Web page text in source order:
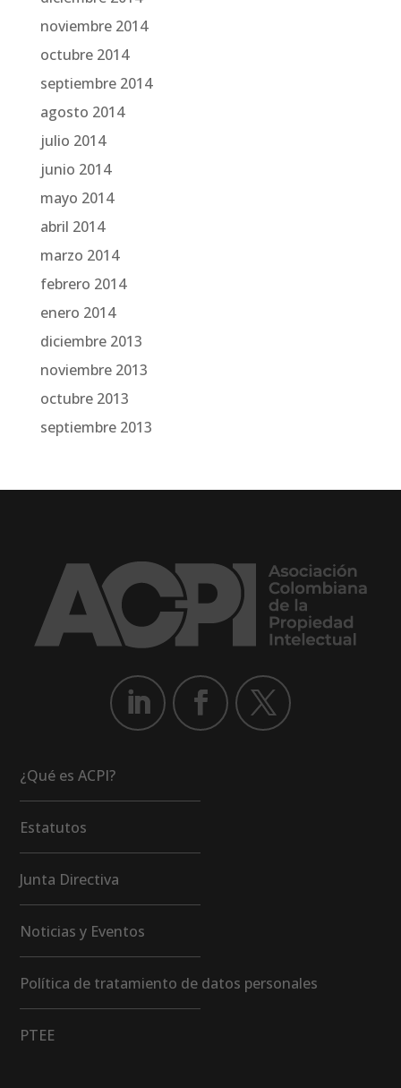
noviembre 2014
octubre 2014
septiembre 2014
agosto 2014
julio 2014
junio 2014
mayo 2014
abril 2014
marzo 2014
febrero 2014
enero 2014
diciembre 2013
noviembre 2013
octubre 2013
septiembre 2013
¿Qué es ACPI?
Estatutos
Junta Directiva
Noticias y Eventos
Política de tratamiento de datos personales
PTEE